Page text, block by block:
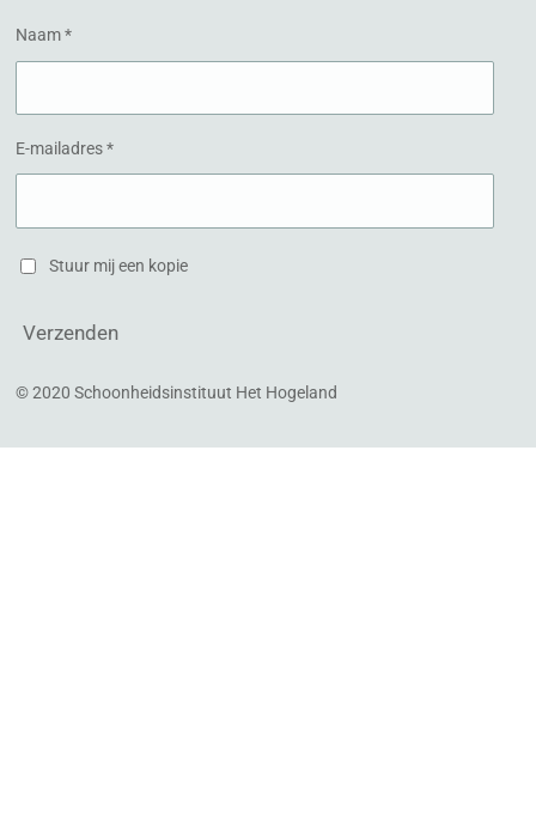
Naam *
E-mailadres *
Stuur mij een kopie
Verzenden
© 2020 Schoonheidsinstituut Het Hogeland